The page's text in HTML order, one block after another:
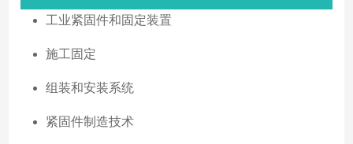
工业紧固件和固定装置
施工固定
组装和安装系统
紧固件制造技术